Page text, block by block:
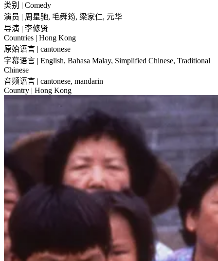
类别 | Comedy
演员 | 周星驰, 毛舜筠, 梁家仁, 元华
导演 | 李修贤
Countries | Hong Kong
原始语言 | cantonese
字幕语言 | English, Bahasa Malay, Simplified Chinese, Traditional
Chinese
音频语言 | cantonese, mandarin
Country | Hong Kong